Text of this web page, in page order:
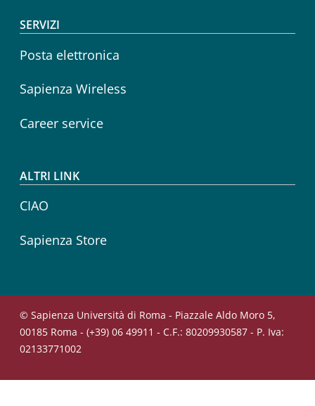
SERVIZI
Posta elettronica
Sapienza Wireless
Career service
ALTRI LINK
CIAO
Sapienza Store
© Sapienza Università di Roma - Piazzale Aldo Moro 5,
00185 Roma - (+39) 06 49911 - C.F.: 80209930587 - P. Iva:
02133771002